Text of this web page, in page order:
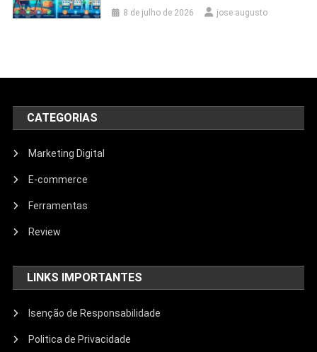
8 de julho de 2026 jose augusto
CATEGORIAS
Marketing Digital
E-commerce
Ferramentas
Review
LINKS IMPORTANTES
Isenção de Responsabilidade
Politica de Privacidade